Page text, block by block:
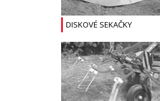
DISKOVÉ SEKAČKY